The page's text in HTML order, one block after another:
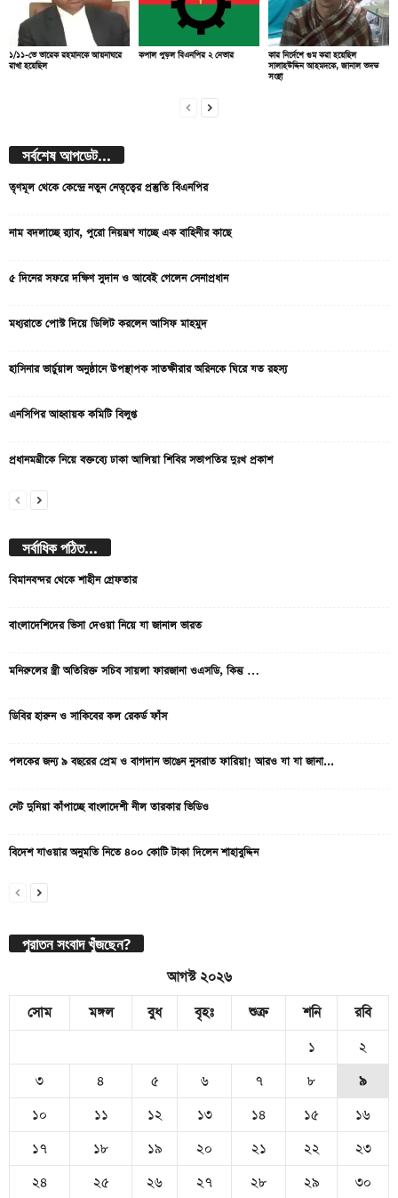
১/১১-তে তারেক রহমানকে আয়নাঘরে
রাখা হয়েছিল
কপাল পুড়ল বিএনপির ২ নেতার
কার নির্দেশে গুম করা হয়েছিল
সালাহউদ্দিন আহমদকে, জানাল তদন্ত
সংস্থা
সর্বশেষ আপডেট...
তৃণমূল থেকে কেন্দ্রে নতুন নেতৃত্বের প্রস্তুতি বিএনপির
নাম বদলাচ্ছে র‌্যাব, পুরো নিয়ন্ত্রণ যাচ্ছে এক বাহিনীর কাছে
৫ দিনের সফরে দক্ষিণ সুদান ও আবেই গেলেন সেনাপ্রধান
মধ্যরাতে পোস্ট দিয়ে ডিলিট করলেন আসিফ মাহমুদ
হাসিনার ভার্চুয়াল অনুষ্ঠানে উপস্থাপক সাতক্ষীরার অরিনকে ঘিরে যত রহস্য
এনসিপির আহ্বায়ক কমিটি বিলুপ্ত
প্রধানমন্ত্রীকে নিয়ে বক্তব্যে ঢাকা আলিয়া শিবির সভাপতির দুঃখ প্রকাশ
সর্বাধিক পঠিত...
বিমানবন্দর থেকে শাহীন গ্রেফতার
বাংলাদেশিদের ভিসা দেওয়া নিয়ে যা জানাল ভারত
মনিরুলের স্ত্রী অতিরিক্ত সচিব সায়লা ফারজানা ওএসডি, কিন্তু …
ডিবির হারুন ও সাকিবের কল রেকর্ড ফাঁস
পলকের জন্য ৯ বছরের প্রেম ও বাগদান ভাঙেন নুসরাত ফারিয়া! আরও যা যা জানা...
নেট দুনিয়া কাঁপাচ্ছে বাংলাদেশী নীল তারকার ভিডিও
বিদেশ যাওয়ার অনুমতি নিতে ৪০০ কোটি টাকা দিলেন শাহাবুদ্দিন
পুরাতন সংবাদ খুঁজছেন?
আগস্ট ২০২৬
সোম
মঙ্গল বুধ বৃহঃ শুক্র শনি
রবি
১
২
৩
৪ ৫ ৬ ৭ ৮
৯
১০
১১ ১২ ১৩ ১৪ ১৫
১৬
১৭
১৮ ১৯ ২০ ২১ ২২
২৩
২৪
২৫ ২৬ ২৭ ২৮ ২৯ ৩০